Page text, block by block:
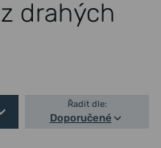
drahých
Řadit dle:
Doporučené